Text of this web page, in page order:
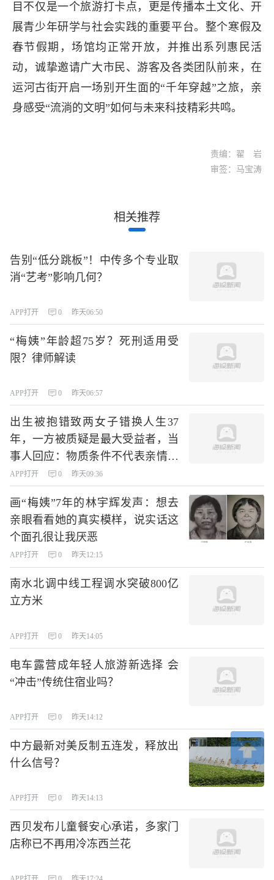
目不仅是一个旅游打卡点，更是传播本土文化、开
展青少年研学与社会实践的重要平台。整个寒假及
春节假期，场馆均正常开放，并推出系列惠民活
动，诚挚邀请广大市民、游客及各类团队前来，在
运河古街开启一场别开生面的“千年穿越”之旅，亲
身感受“流淌的文明”如何与未来科技精彩共鸣。
责编：翟 岩
审签：马宝涛
相关推荐
告别“低分跳板”！中传多个专业取
消“艺考”影响几何？
APP打开 0 昨天06:50
“梅姨”年龄超75岁？死刑适用受
限？律师解读
APP打开 0 昨天06:57
出生被抱错致两女子错换人生37
年，一方被质疑是最大受益者，当
事人回应：物质条件不代表亲情，
我俩都是受害者
APP打开 0 昨天09:36
画“梅姨”7年的林宇辉发声：想去
亲眼看看她的真实模样，说实话这
个面孔很让我厌恶
APP打开 0 昨天12:15
南水北调中线工程调水突破800亿
立方米
APP打开 0 昨天14:05
电车露营成年轻人旅游新选择 会
“冲击”传统住宿业吗？
APP打开 0 昨天14:12
中方最新对美反制五连发，释放出
什么信号？
APP打开 0 昨天14:13
西贝发布儿童餐安心承诺，多家门
店称已不再用冷冻西兰花